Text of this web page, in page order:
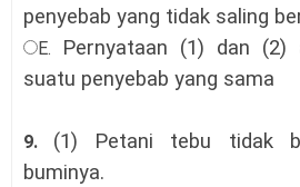
penyebab yang tidak saling
E.
Pernyataan (1) dan (2)
suatu penyebab yang sama
9. (1) Petani tebu tidak
buminya.